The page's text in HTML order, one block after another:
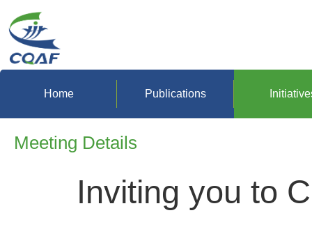
Home Publications
Meeting Details
Inviting you to